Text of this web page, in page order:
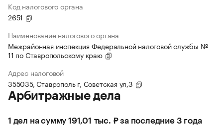
Код налогового органа
2651
Наименование налогового органа
Межрайонная инспекция Федеральной налоговой службы №
11 по Ставропольскому краю
Адрес налоговой
355035, Ставрополь г, Советская ул,3
Арбитражные дела
1 дел на сумму 191,01 тыс. ₽ за последние 3 года